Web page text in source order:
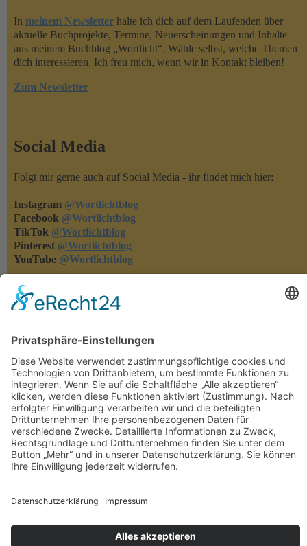
In meinem Newsletter halte ich dich auf dem Laufenden über
aktuelle Buchprojekte, Termine, Neuerscheinungen und Inhalte
aus meinem Buchblog „Wortlicht“. Wähle selbst, welche Themen
dich interessieren. Ich freu mich, wenn wir in Kontakt bleiben!
Zum Newsletter
Social Media
Folgt mir gerne auch auf Social Media - ihr findet mich hier:
Instagram @Wortlichtblog
Facebook @Wortlichtblog
TikTok @Wortlichtblog
Pinterest @Wortlichtblog
YouTube @Wortlichtblog
Rezensionen machen meine Bücher bekannter - und ich merke,
was euch gefällt und was nicht. Habt ihr eins meiner Bücher
gelesen, dann freue ich mich über eure Rezension auf den
einschlägigen Lese-Portalen oder in den Online-Buchshops.
Herzlichen Dank!!!
Rechtliches
Impressum